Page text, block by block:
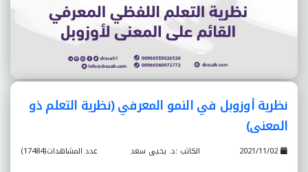
نظرية أوزوبل في النمو المعرفي (نظرية التعلم ذو
المعنى)
2021/11/02 عدد المشاهدات(17484) الكاتب :د. يحيى سعد